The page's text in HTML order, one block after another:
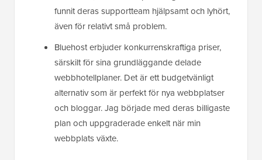
funnit deras supportteam hjälpsamt och lyhört,
även för relativt små problem.
Bluehost erbjuder konkurrenskraftiga priser,
särskilt för sina grundläggande delade
webbhotellplaner. Det är ett budgetvänligt
alternativ som är perfekt för nya webbplatser
och bloggar. Jag började med deras billigaste
plan och uppgraderade enkelt när min
webbplats växte.